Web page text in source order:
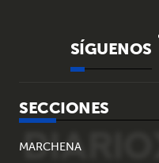
SÍGUENOS
SECCIONES
MARCHENA